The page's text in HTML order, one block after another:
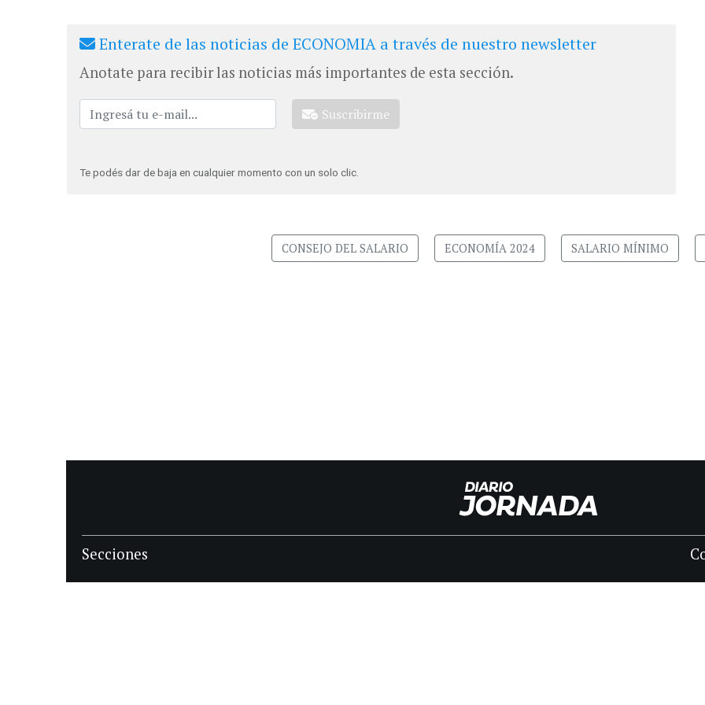
Enterate de las noticias de ECONOMIA a través de nuestro newsletter
Anotate para recibir las noticias más importantes de esta sección.
Suscribirme
Te podés dar de baja en cualquier momento con un solo clic.
CONSEJO DEL SALARIO ECONOMÍA 2024 SALARIO MÍNIMO
Secciones